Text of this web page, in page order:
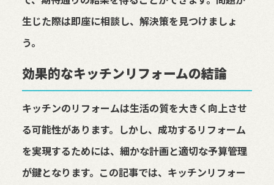
生じた際は即座に相談し、解決策を見つけましょ
う。
効果的なキッチンリフォームの結論
キッチンのリフォームは生活の質を大きく向上させ
る可能性があります。しかし、成功するリフォーム
を実現するためには、細かな計画と適切な予算管理
が鍵となります。この記事では、キッチンリフォー